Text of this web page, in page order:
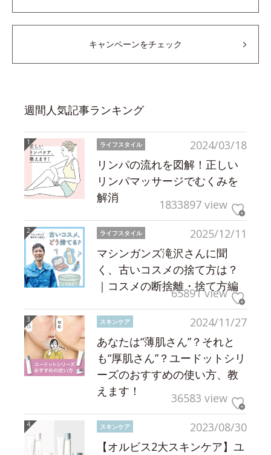
キャンペーンをチェック
週間人気記事ランキング
2024/03/18
ライフスタイル
リンパの流れを図解！正しい
リンパマッサージでむくみを
解消
1833897 view
2025/12/11
ライフスタイル
マシンガンズ滝沢さんに聞
く、古いコスメの捨て方は？
｜コスメの断捨離・捨て方編
65891 view
2024/11/27
スキンケア
あなたは“薄肌さん”？それと
も“厚肌さん”？ユードットシリ
ーズのおすすめの使い方、教
えます！
36583 view
2023/08/30
スキンケア
【オルビス2大スキンケア】ユ